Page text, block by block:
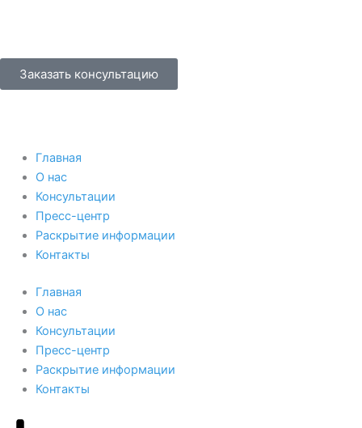
Заказать консультацию
Главная
О нас
Консультации
Пресс-центр
Раскрытие информации
Контакты
Главная
О нас
Консультации
Пресс-центр
Раскрытие информации
Контакты